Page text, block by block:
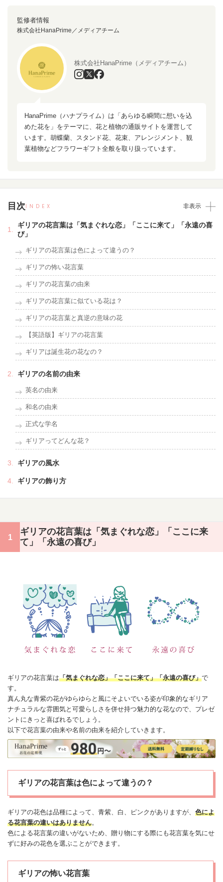
監修者情報
株式会社HanaPrime／メディアチーム
株式会社HanaPrime（メディアチーム）
HanaPrime（ハナプライム）は「あらゆる瞬間に想いを込
めた花を」をテーマに、花と植物の通販サイトを運営して
います。胡蝶蘭、スタンド花、花束、アレンジメント、観
葉植物などフラワーギフト全般を取り扱っています。
目次INDEX 非表示
ギリアの花言葉は「気まぐれな恋」「ここに来て」「永遠の喜
び」
ギリアの花言葉は色によって違うの？
ギリアの怖い花言葉
ギリアの花言葉の由来
ギリアの花言葉に似ている花は？
ギリアの花言葉と真逆の意味の花
【英語版】ギリアの花言葉
ギリアは誕生花の花なの？
ギリアの名前の由来
英名の由来
和名の由来
正式な学名
ギリアってどんな花？
ギリアの風水
ギリアの飾り方
ギリアの花言葉は「気まぐれな恋」「ここに来
て」「永遠の喜び」
ギリアの花言葉は「気まぐれな恋」「ここに来て」「永遠の喜び」で
す。
真ん丸な青紫の花がゆらゆらと風にそよいでいる姿が印象的なギリア
ナチュラルな雰囲気と可愛らしさを併せ持つ魅力的な花なので、プレゼ
ントにきっと喜ばれるでしょう。
以下で花言葉の由来や名前の由来を紹介していきます。
ギリアの花言葉は色によって違うの？
ギリアの花色は品種によって、青紫、白、ピンクがありますが、 色によ
る花言葉の違いはありません。
色による花言葉の違いがないため、贈り物にする際にも花言葉を気にせ
ずに好みの花色を選ぶことができます。
ギリアの怖い花言葉